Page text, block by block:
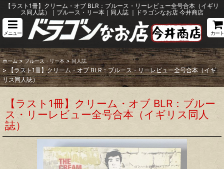
【ラスト1冊】クリーム・オブ BLR：ブルース・リーレビュー全号合本（イギリ
ス同人誌）｜ブルース・リー本｜同人誌 ｜ドラゴンなお店 今井商店
メニュー カート
ホーム > ブルース・リー本 > 同人誌
> 【ラスト1冊】クリーム・オブ BLR：ブルース・リーレビュー全号合本（イギ
リス同人誌）
【ラスト1冊】クリーム・オブ BLR：ブルー
ス・リーレビュー全号合本（イギリス同人
誌）